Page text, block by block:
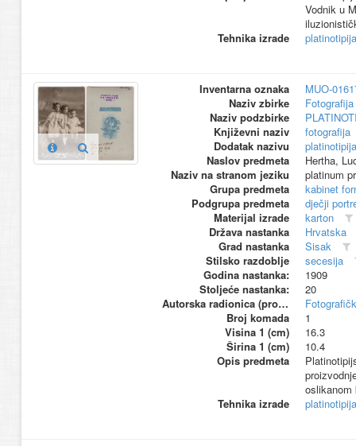
Vodnik u
Tehnika izrade
platinotipija
Inventarna oznaka
MUO-
Naziv zbirke
Naziv podzbirke
Književni naziv
fotografija
Dodatak nazivu
platinotipija
Naslov predmeta
Hertha,
Naziv na stranom jeziku
platinum
Grupa predmeta
kabinet
Podgrupa predmeta
dječji
Materijal izrade
karton
Država nastanka
Hrvatska
Grad nastanka
Sisak
Stilsko razdoblje
secesija
Godina nastanka:
1909
Stoljeće nastanka:
20
Autorska radionica (proizvođač)
Broj komada
1
Visina 1 (cm)
16.3
Širina 1 (cm)
10.4
Opis predmeta
oslikanom
Tehnika izrade
platinotipija